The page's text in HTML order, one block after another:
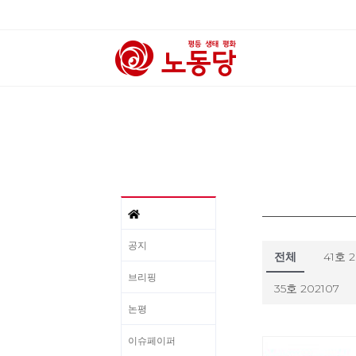
공지
브리핑
논평
이슈페이퍼
전체 41호
35호 202107